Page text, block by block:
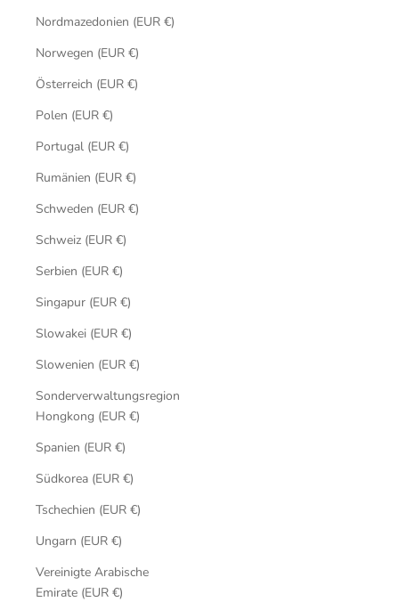
Nordmazedonien (EUR €)
Norwegen (EUR €)
Österreich (EUR €)
Polen (EUR €)
Portugal (EUR €)
Rumänien (EUR €)
Schweden (EUR €)
Schweiz (EUR €)
Serbien (EUR €)
Singapur (EUR €)
Slowakei (EUR €)
Slowenien (EUR €)
Sonderverwaltungsregion
Hongkong (EUR €)
Spanien (EUR €)
Südkorea (EUR €)
Tschechien (EUR €)
Ungarn (EUR €)
Vereinigte Arabische
Emirate (EUR €)